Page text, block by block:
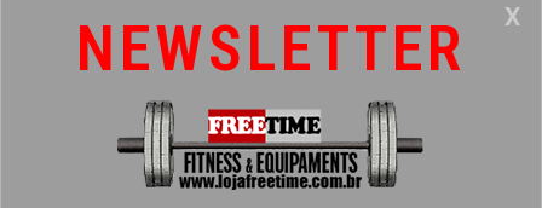
Banco regulável Domyos
Suporte para apoio de
R$890,00
X
NEWSLETTER